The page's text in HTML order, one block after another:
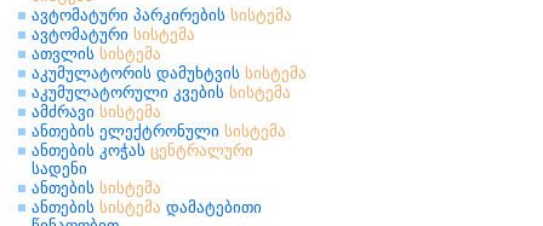
ავტომატური პარკირების სისტემა
ავტომატური სისტემა
ათვლის სისტემა
აკუმულატორის დამუხტვის სისტემა
აკუმულატორული კვების სისტემა
ამძრავი სისტემა
ანთების ელექტრონული სისტემა
ანთების კოჭას ცენტრალური
სადენი
ანთების სისტემა
ანთების სისტემა დამატებითი